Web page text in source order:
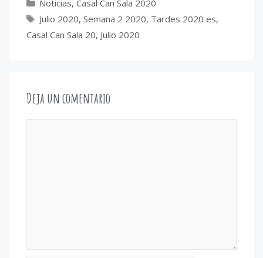
Noticias, Casal Can Sala 2020
Etiquetas
Julio 2020, Semana 2 2020, Tardes 2020 es,
Casal Can Sala 20, Julio 2020
Deja un comentario